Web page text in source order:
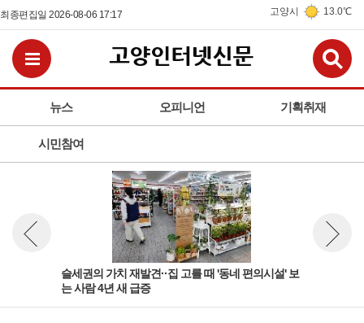
최종편집일 2026-08-06 17:17 고양시 13.0℃
뉴스 오피니언 기획취재
시민참여
전체메뉴보기
슬세권의 가치 재발견··집 고를 때 '동네 편의시설' 보
는 사람 4년 새 급증
뉴스 이전보기